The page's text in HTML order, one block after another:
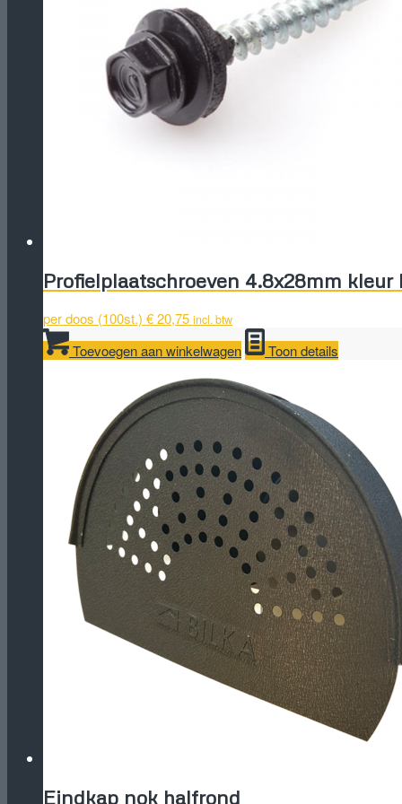
Profielplaatschroeven 4.8x28mm
per doos (100st.) €20,75 incl. btw
Toevoegen aan winkelwagen Toon details
Eindkap nok halfrond